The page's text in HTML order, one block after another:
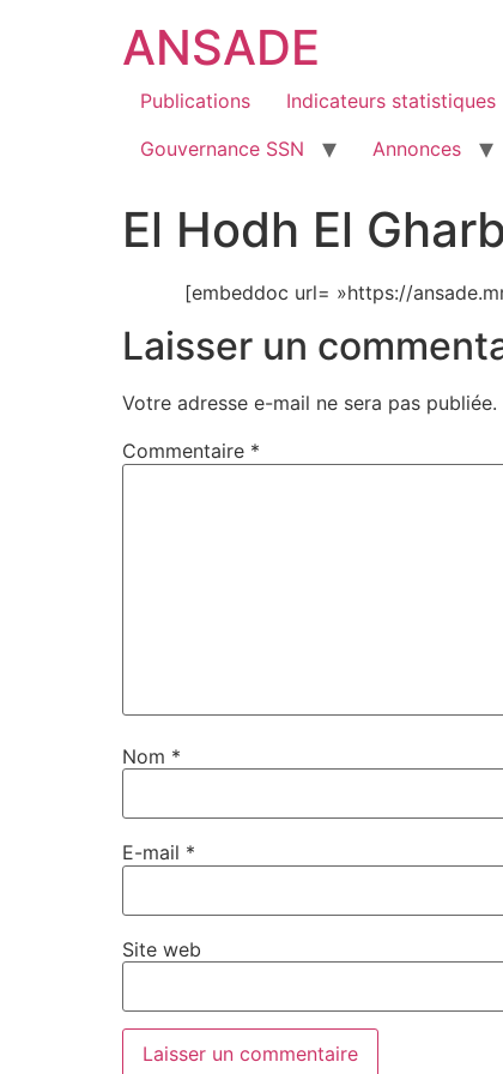
ANSADE
Publications Indicateurs statistiques
Gouvernance SSN
Annonces
El Hodh El
[embeddoc url= »https://
Laisser un
Votre adresse e-mail ne sera pas publiée.
Commentaire *
Nom *
E-mail *
Site web